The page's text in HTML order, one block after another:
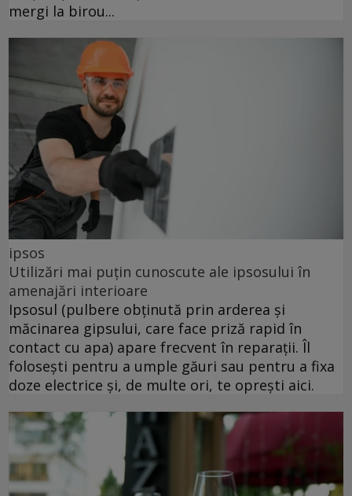
mergi la birou...
ipsos
Utilizări mai puțin cunoscute ale ipsosului în
amenajări interioare
Ipsosul (pulbere obținută prin arderea și
măcinarea gipsului, care face priză rapid în
contact cu apa) apare frecvent în reparații. Îl
folosești pentru a umple găuri sau pentru a fixa
doze electrice și, de multe ori, te oprești aici.